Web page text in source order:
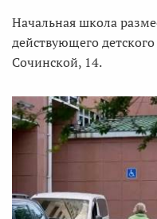
Начальная школа
действующего
Сочинской, 14.